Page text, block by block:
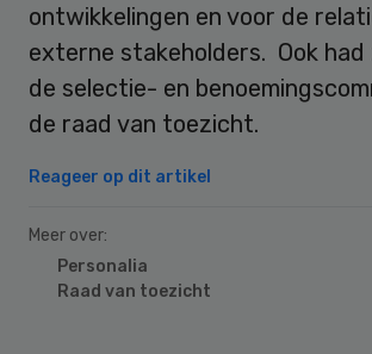
ontwikkelingen en voor de
externe stakeholders. Ook
de selectie- en
de raad van toezicht.
Reageer op dit artikel
Meer over:
Personalia
Raad van toezicht